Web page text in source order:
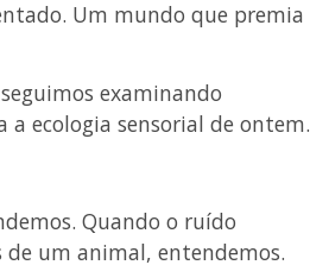
Um mundo que premia
examinando
a ecologia sensorial de ontem.
Quando o ruído
um animal, entendemos.